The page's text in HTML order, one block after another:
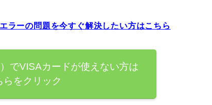
ラーの問題を今すぐ解決したい方はこちら
でVISAカードが使えない方は
らをクリック